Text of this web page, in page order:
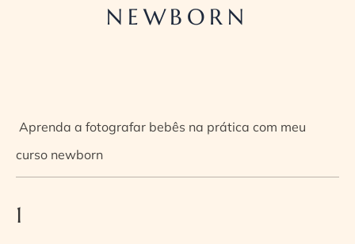
NEWBORN
Aprenda a fotografar bebês na prática com meu
curso newborn
1